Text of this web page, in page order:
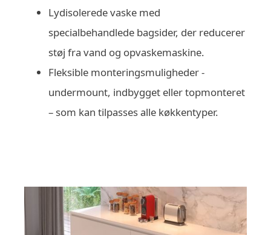
Lydisolerede vaske med
specialbehandlede bagsider, der reducerer
støj fra vand og opvaskemaskine.
Fleksible monteringsmuligheder -
undermount, indbygget eller topmonteret
– som kan tilpasses alle køkkentyper.